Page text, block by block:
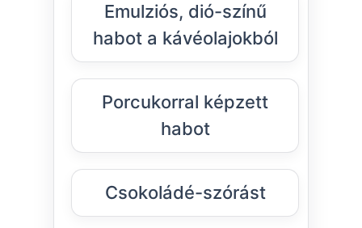
Emulziós, dió-színű
habot a kávéolajokból
Porcukorral képzett
habot
Csokoládé-szórást